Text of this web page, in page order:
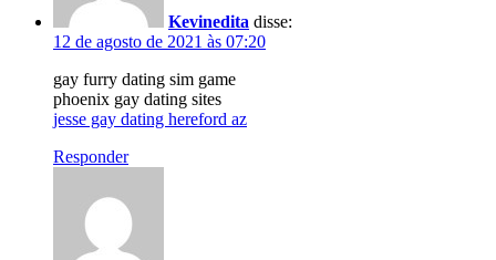
Kevinedita disse:
12 de agosto de 2021 às 07:20
gay furry dating sim game
phoenix gay dating sites
jesse gay dating hereford az
Responder